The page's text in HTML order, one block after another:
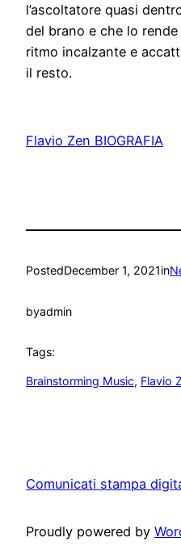
l’ascoltatore quasi
del brano e che lo
ritmo incalzante e
il resto.
Flavio Zen BIOGRAFIA
PostedDecember 1, 2021in
byadmin
Tags:
Brainstorming Music, Flavio
Comunicati stampa
Proudly powered by